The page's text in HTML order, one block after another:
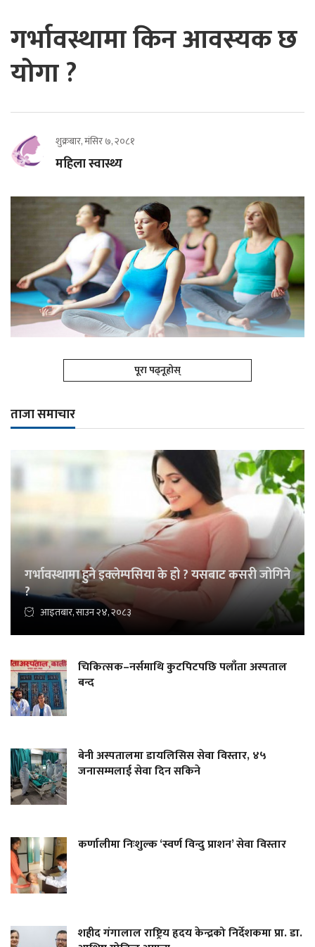
गर्भावस्थामा किन आवस्यक छ
योगा ?
शुक्रबार, मंसिर ७, २०८१
महिला स्वास्थ्य
पूरा पढ्नूहोस्
ताजा समाचार
गर्भावस्थामा हुने इक्लेम्पसिया के हो ? यसबाट कसरी जोगिने
?
आइतबार, साउन २४, २०८३
चिकित्सक–नर्समाथि कुटपिटपछि पलाँता अस्पताल
बन्द
बेनी अस्पतालमा डायलिसिस सेवा विस्तार, ४५
जनासम्मलाई सेवा दिन सकिने
कर्णालीमा निःशुल्क ‘स्वर्ण विन्दु प्राशन’ सेवा विस्तार
शहीद गंगालाल राष्ट्रिय हृदय केन्द्रको निर्देशकमा प्रा. डा.